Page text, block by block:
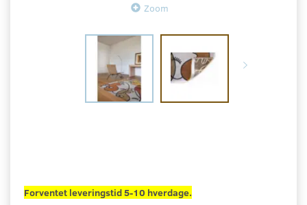
Zoom
Forventet leveringstid 5-10 hverdage.